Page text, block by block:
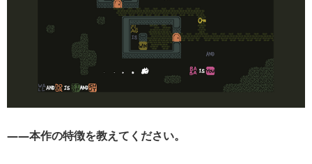
――本作の特徴を教えてください。